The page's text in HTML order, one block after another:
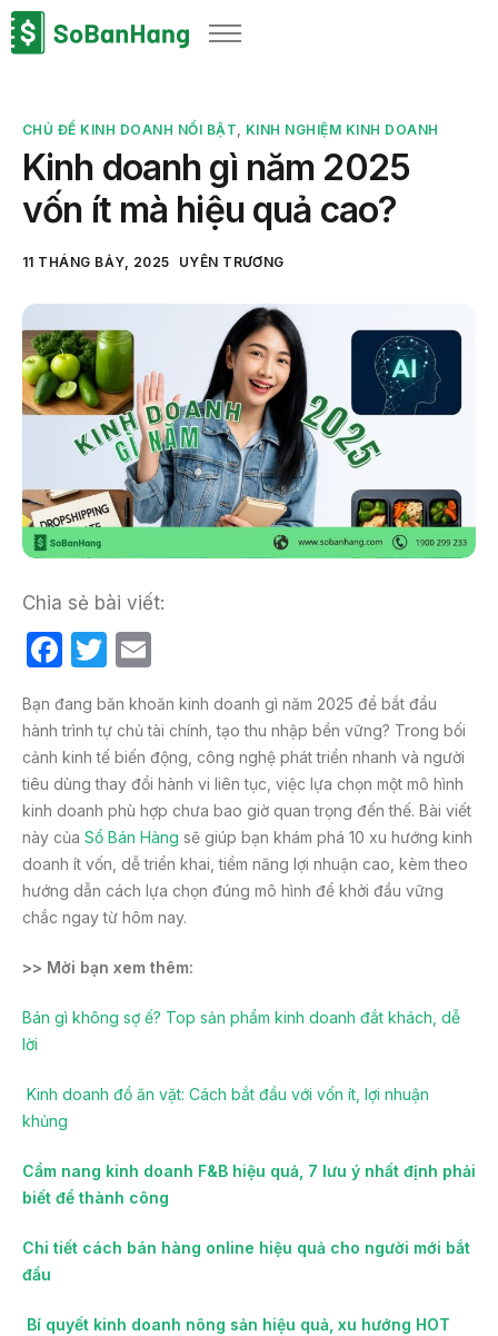
Sản phẩm
Bảng giá
Blog
Thông tin thuế
Về chúng tôi
CHỦ ĐỀ KINH DOANH NỔI BẬT, KINH NGHIỆM KINH DOANH
Kinh doanh gì năm 2025
vốn ít mà hiệu quả cao?
11 THÁNG BẢY, 2025 UYÊN TRƯƠNG
Chia sẻ bài viết:
F
c
e
b
o
o
k
T
itt
er
ail
Bạn đang băn khoăn kinh doanh gì năm 2025 để bắt đầu
hành trình tự chủ tài chính, tạo thu nhập bền vững? Trong bối
cảnh kinh tế biến động, công nghệ phát triển nhanh và người
tiêu dùng thay đổi hành vi liên tục, việc lựa chọn một mô hình
kinh doanh phù hợp chưa bao giờ quan trọng đến thế. Bài viết
này của Sổ Bán Hàng sẽ giúp bạn khám phá 10 xu hướng kinh
doanh ít vốn, dễ triển khai, tiềm năng lợi nhuận cao, kèm theo
hướng dẫn cách lựa chọn đúng mô hình để khởi đầu vững
chắc ngay từ hôm nay.
>> Mời bạn xem thêm:
Bán gì không sợ ế? Top sản phẩm kinh doanh đắt khách, dễ
lời
Kinh doanh đồ ăn vặt: Cách bắt đầu với vốn ít, lợi nhuận
khủng
Cẩm nang kinh doanh F&B hiệu quả, 7 lưu ý nhất định phải
biết để thành công
Chi tiết cách bán hàng online hiệu quả cho người mới bắt
đầu
Bí quyết kinh doanh nông sản hiệu quả, xu hướng HOT